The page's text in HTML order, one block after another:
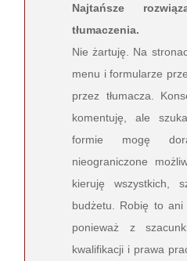
Najtańsze
tłumaczenia.
Nie żartuję. Na
menu i formularze
przez tłumacza.
komentuję, ale
formie mogę
nieograniczone
kieruję wszystkich,
budżetu. Robię to
ponieważ z
kwalifikacji i prawa